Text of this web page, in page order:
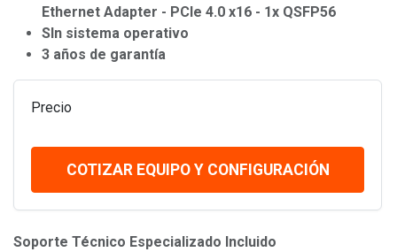
Ethernet Adapter - PCIe 4.0 x16 - 1x QSFP56
SIn sistema operativo
3 años de garantía
Precio
COTIZAR EQUIPO Y CONFIGURACIÓN
Soporte Técnico Especializado Incluido